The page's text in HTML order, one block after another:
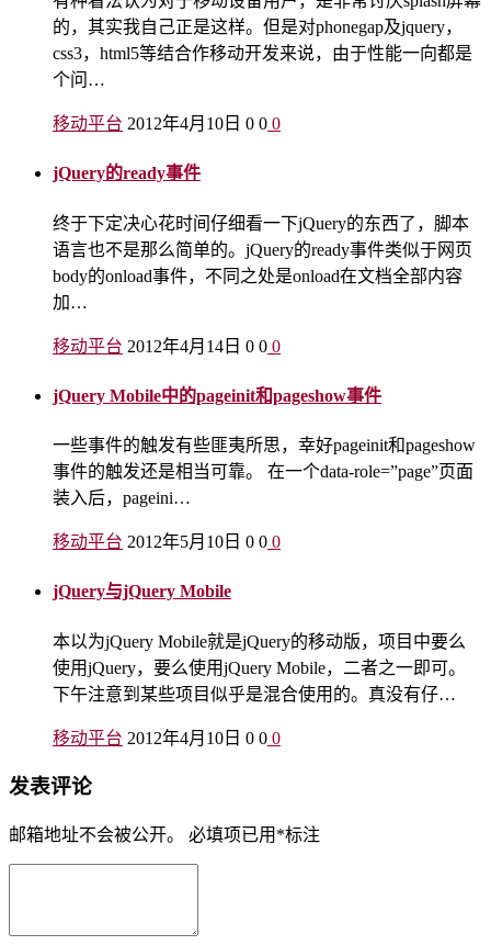
的，其实我自己正是这样。但是对phonegap及jquery，
css3，html5等结合作移动开发来说，由于性能一向都是
个问…
移动平台 2012年4月10日 0 0 0
jQuery的ready事件
终于下定决心花时间仔细看一下jQuery的东西了，脚本
语言也不是那么简单的。jQuery的ready事件类似于网页
body的onload事件，不同之处是onload在文档全部内容
加…
移动平台 2012年4月14日 0 0 0
jQuery Mobile中的pageinit和pageshow事件
一些事件的触发有些匪夷所思，幸好pageinit和pageshow
事件的触发还是相当可靠。 在一个data-role=”page”页面
装入后，pageini…
移动平台 2012年5月10日 0 0 0
jQuery与jQuery Mobile
本以为jQuery Mobile就是jQuery的移动版，项目中要么
使用jQuery，要么使用jQuery Mobile，二者之一即可。
下午注意到某些项目似乎是混合使用的。真没有仔…
移动平台 2012年4月10日 0 0 0
发表评论
邮箱地址不会被公开。 必填项已用 *标注